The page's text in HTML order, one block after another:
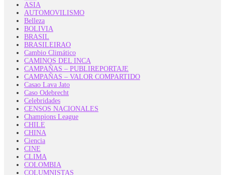
ASIA
AUTOMOVILISMO
Belleza
BOLIVIA
BRASIL
BRASILEIRAO
Cambio Climático
CAMINOS DEL INCA
CAMPAÑAS – PUBLIREPORTAJE
CAMPAÑAS – VALOR COMPARTIDO
Casao Lava Jato
Caso Odebrecht
Celebridades
CENSOS NACIONALES
Champions League
CHILE
CHINA
Ciencia
CINE
CLIMA
COLOMBIA
COLUMNISTAS